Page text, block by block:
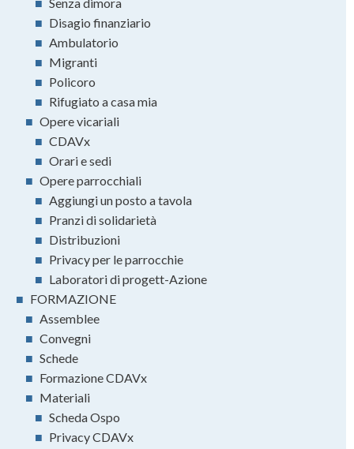
■ Senza dimora
■ Disagio finanziario
■ Ambulatorio
■ Migranti
■ Policoro
■ Rifugiato a casa mia
■ Opere vicariali
■ CDAVx
■ Orari e sedi
■ Opere parrocchiali
■ Aggiungi un posto a tavola
■ Pranzi di solidarietà
■ Distribuzioni
■ Privacy per le parrocchie
■ Laboratori di progett-Azione
■ FORMAZIONE
■ Assemblee
■ Convegni
■ Schede
■ Formazione CDAVx
■ Materiali
■ Scheda Ospo
■ Privacy CDAVx